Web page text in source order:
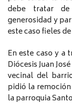
debe tratar
generosidad y
este caso fieles
En este caso y a
Diócesis Juan
vecinal del
pidió la
la parroquia